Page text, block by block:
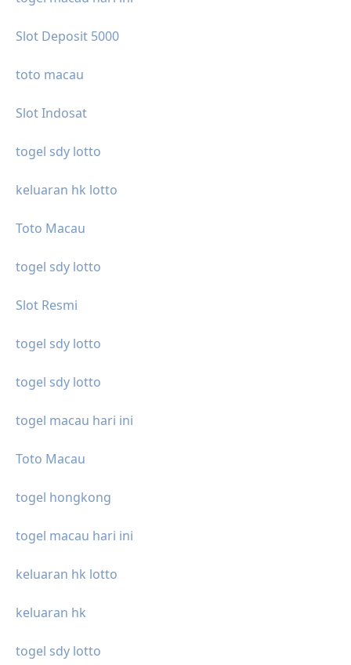
Slot Deposit 5000
toto macau
Slot Indosat
togel sdy lotto
keluaran hk lotto
Toto Macau
togel sdy lotto
Slot Resmi
togel sdy lotto
togel sdy lotto
togel macau hari ini
Toto Macau
togel hongkong
togel macau hari ini
keluaran hk lotto
keluaran hk
togel sdy lotto